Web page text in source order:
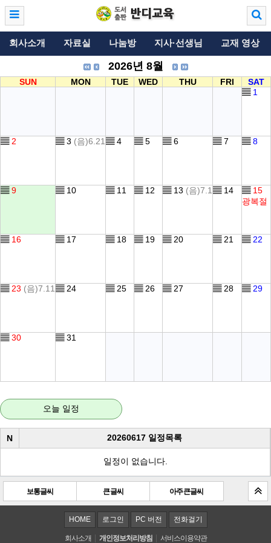
회사소개 자료실 나눔방 지사·선생님 교재 영상
2026년 8월
SUN MON TUE WED THU FRI
SAT
▤ 1
▤ 2 ▤ 3 (음)6.21 ▤ 4 ▤ 5 ▤ 6 ▤ 7 ▤ 8
▤ 9 ▤ 10 ▤ 11 ▤ 12 ▤ 13 (음)7.1 ▤ 14 ▤ 15
광복절
▤ 16 ▤ 17 ▤ 18 ▤ 19 ▤ 20 ▤ 21 ▤ 22
▤ 23 (음)7.11 ▤ 24 ▤ 25 ▤ 26 ▤ 27 ▤ 28 ▤ 29
▤ 30 ▤ 31
오늘 일정
N 20260617 일정목록
일정이 없습니다.
보통글씨 큰 글씨 아주 큰 글씨
HOME 로그인 PC 버전 전화걸기
회사소개 개인정보처리방침 서비스이용약관